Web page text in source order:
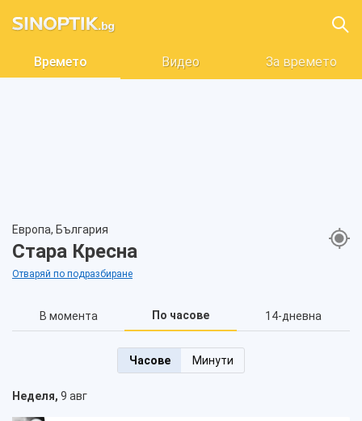
Времето Видео За времето
Европа, България
Стара Кресна
Отваряй по подразбиране
В момента По часове 14-дневна
Часове Минути
Неделя, 9 авг